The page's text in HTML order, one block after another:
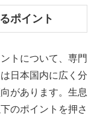
ポイント
トについて、専門
日本国内に広く分
があります。生息
のポイントを押さ